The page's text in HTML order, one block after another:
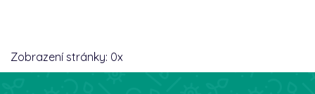
Zobrazení stránky: 0x